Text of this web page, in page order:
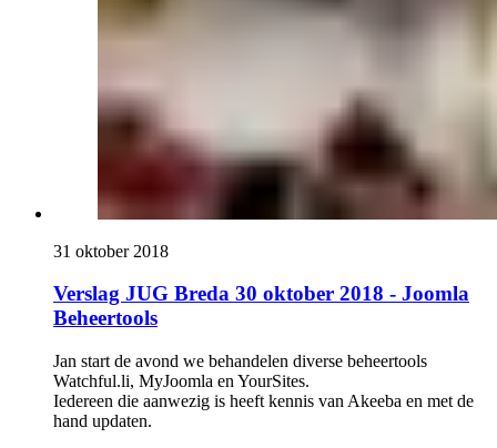
31 oktober 2018
Verslag JUG Breda 30 oktober 2018 - Joomla
Beheertools
Jan start de avond we behandelen diverse beheertools
Watchful.li, MyJoomla en YourSites.
Iedereen die aanwezig is heeft kennis van Akeeba en met de
hand updaten.